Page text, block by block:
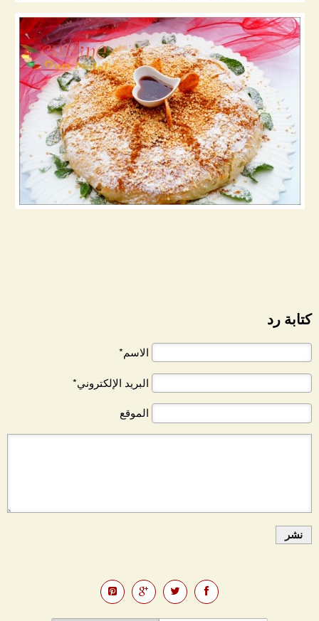
كتابة رد
الاسم*
البريد الإلكتروني*
الموقع
نشر